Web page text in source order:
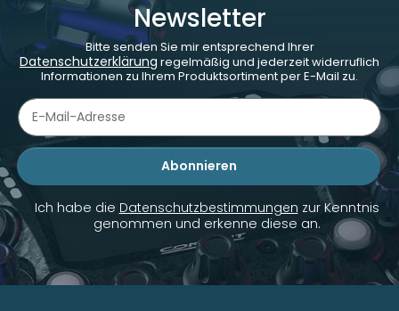
Newsletter
Bitte senden Sie mir entsprechend Ihrer
Datenschutzerklärung regelmäßig und jederzeit widerruflich
Informationen zu Ihrem Produktsortiment per E-Mail zu.
Abonnieren
Newsletter Abonnieren
Ich habe die Datenschutzbestimmungen zur Kenntnis
genommen und erkenne diese an.